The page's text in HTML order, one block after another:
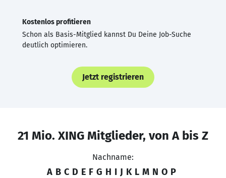
Kostenlos profitieren
Schon als Basis-Mitglied kannst Du Deine Job-Suche
deutlich optimieren.
Jetzt registrieren
21 Mio. XING Mitglieder, von A bis Z
Nachname:
A B C D E F G H I J K L M N O P